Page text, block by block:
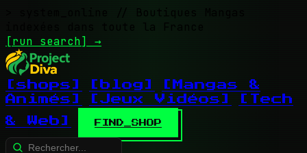
// Boutiques Mangas
indexées dans toute la France
[run search] →
[shops] [blog]
[Mangas &
Animés]
[Jeux Vidéos]
[Tech
& Web]
FIND_SHOP